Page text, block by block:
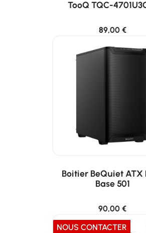
TooQ TQC-
89,00 €
Boitier BeQuiet ATX
Base 501
90,00 €
NOUS CONTACTER